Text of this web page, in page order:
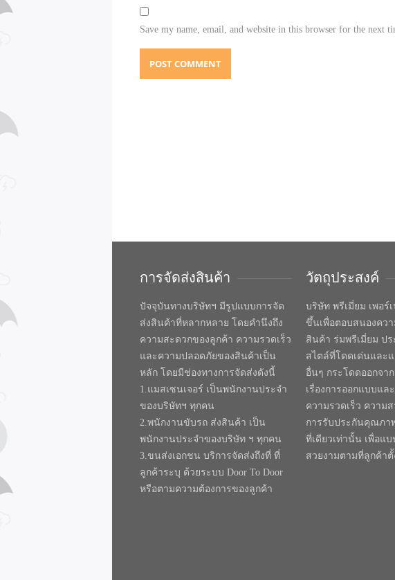
Save my name, email, and website in this browser for the next
การจัดส่งสินค้า
ปัจจุบันทางบริษัทฯ มีรูปแบบการจัด
ส่งสินค้าที่หลากหลาย โดยคำนึงถึง
ความสะดวกของลูกค้า ความรวดเร็ว
และความปลอดภัยของสินค้าเป็น
หลัก โดยมีช่องทางการจัดส่งดังนี้
1.แมสเซนเจอร์ เป็นพนักงานประจำ
ของบริษัทฯ ทุกคน
2.พนักงานขับรถ ส่งสินค้า เป็น
พนักงานประจำของบริษัท ฯ ทุกคน
3.ขนส่งเอกชน บริการจัดส่งถึงที่ ที่
ลูกค้าระบุ ด้วยระบบ Door To Door
หรือตามความต้องการของลูกค้า
วัตถุประสงค์
บริษัท พรีเมี่ยม เพอร์
ขึ้นเพื่อตอบสนองคว
สินค้า ร่มพรีเมี่ยม ปร
สไตล์ที่โดดเด่นและ
อื่นๆ กระโดดออกจา
เรื่องการออกแบบแ
ความรวดเร็ว ความ
การรับประกันคุณภา
ที่เดียวเท่านั้น เพื่อแ
สวยงามตามที่ลูกค้าตั้